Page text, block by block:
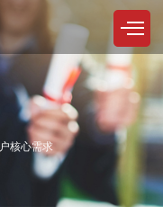
核心需求